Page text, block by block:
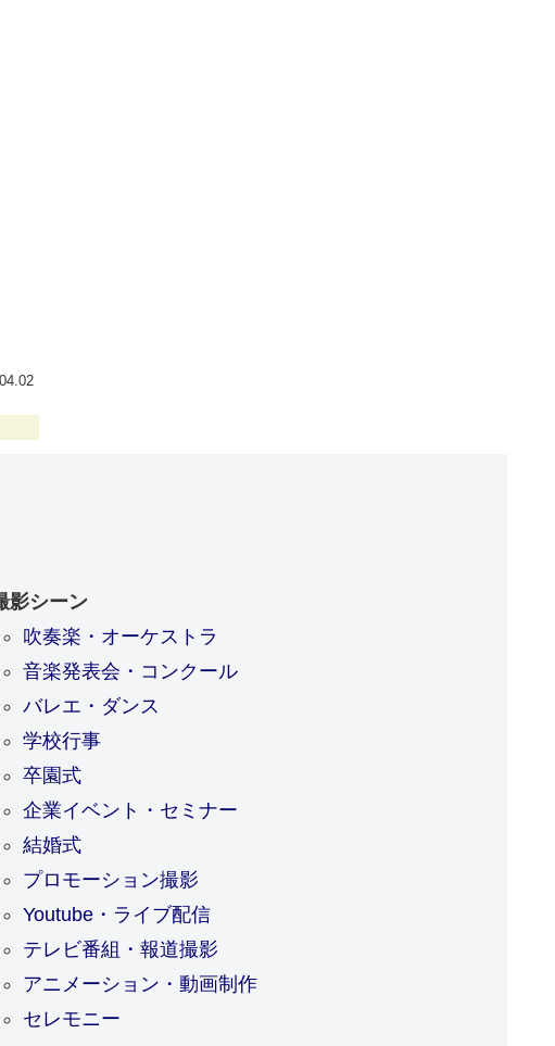
影シーン
吹奏楽・オーケストラ
音楽発表会・コンクール
バレエ・ダンス
学校行事
卒園式
企業イベント・セミナー
結婚式
プロモーション撮影
Youtube・ライブ配信
テレビ番組・報道撮影
アニメーション・動画制作
セレモニー